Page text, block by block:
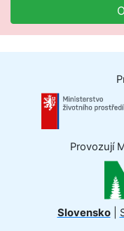
Provozují
Slovensko|